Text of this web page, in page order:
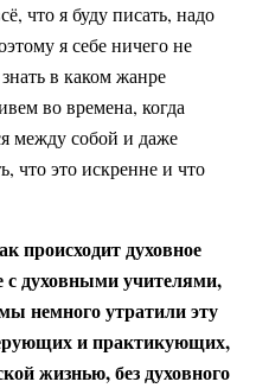
что я буду писать, надо
я себе ничего не
в каком жанре
во времена, когда
между собой и даже
что это искренне и что
происходит духовное
с духовными учителями,
немного утратили эту
и практикующих,
жизнью, без духовного